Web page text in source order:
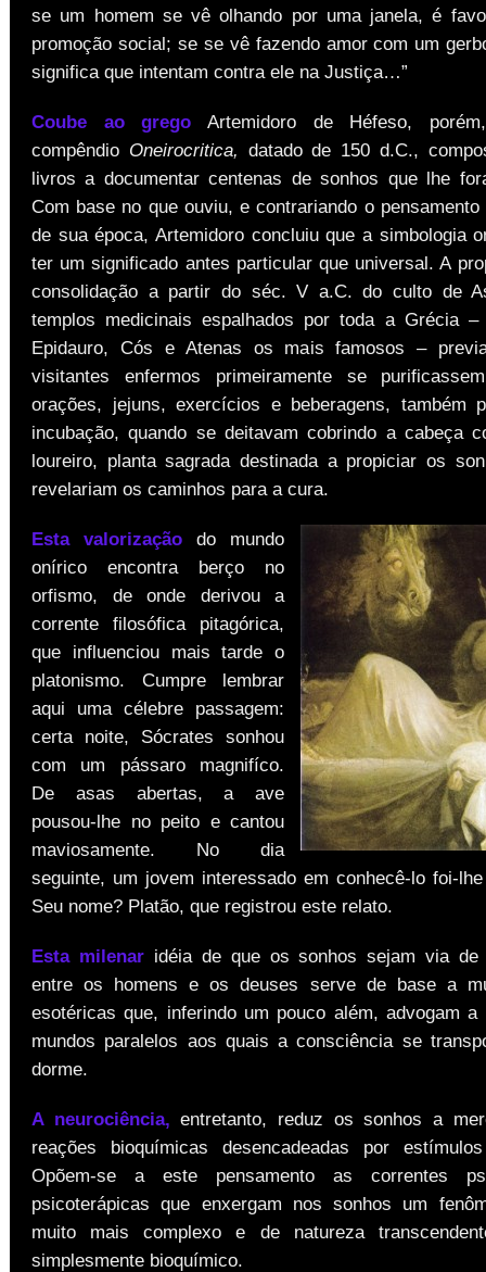
se um homem se vê olhando por uma janela, é
promoção social; se se vê fazendo amor com um
significa que intentam contra ele na Justiça…”
Coube ao grego Artemidoro de Héfeso,
compêndio Oneirocritica, datado de 150 d.C.,
livros a documentar centenas de sonhos que lhe
Com base no que ouviu, e contrariando o pensamento
de sua época, Artemidoro concluiu que a simbologia
ter um significado antes particular que universal. A
consolidação a partir do séc. V a.C. do culto de
templos medicinais espalhados por toda a Grécia
Epidauro, Cós e Atenas os mais famosos –
visitantes enfermos primeiramente se
orações, jejuns, exercícios e beberagens, também
incubação, quando se deitavam cobrindo a cabeça
loureiro, planta sagrada destinada a propiciar os
revelariam os caminhos para a cura.
Esta valorização do mundo
onírico encontra berço no
orfismo, de onde derivou a
corrente filosófica pitagórica,
que influenciou mais tarde o
platonismo. Cumpre lembrar
aqui uma célebre passagem:
certa noite, Sócrates sonhou
com um pássaro magnifíco.
De asas abertas, a ave
pousou-lhe no peito e cantou
maviosamente. No dia
seguinte, um jovem interessado em conhecê-lo foi-
Seu nome? Platão, que registrou este relato.
Esta milenaridéia de que os sonhos sejam via de
entre os homens e os deuses serve de base a
esotéricas que, inferindo um pouco além, advogam a
mundos paralelos aos quais a consciência se
dorme.
A neurociência, entretanto, reduz os sonhos a
reações bioquímicas desencadeadas por
Opõem-se a este pensamento as correntes
psicoterápicas que enxergam nos sonhos um
muito mais complexo e de natureza
simplesmente bioquímico.